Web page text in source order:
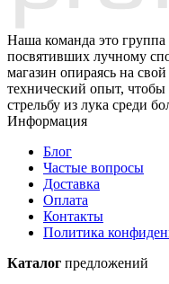
Наша команда это
посвятивших лучному
магазин опираясь на
технический опыт,
стрельбу из лука среди
Информация
Блог
Частые вопросы
Доставка
Оплата
Контакты
Политика
Каталог предложений